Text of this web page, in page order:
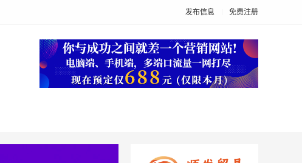
发布信息 免费注册